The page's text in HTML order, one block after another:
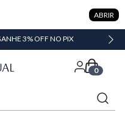
ABRIR
3% OFF NO PIX
0